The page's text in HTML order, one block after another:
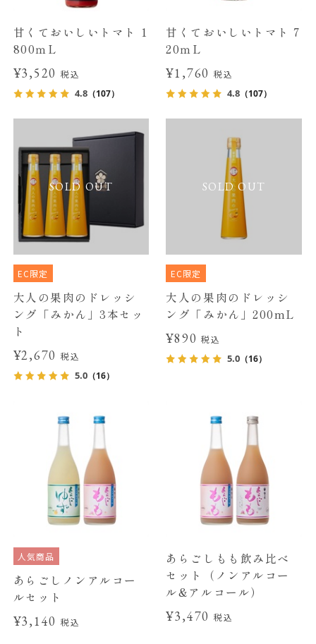
甘くておいしいトマト 1
800ｍL
¥3,520税込
4.8（107）
甘くておいしいトマト 7
20ｍL
¥1,760 税込
4.8 （107）
SOLD OUT
EC限定
大人の果肉のドレッシ
ング「みかん」3本セッ
ト
¥2,670税込
5.0（16）
SOLD OUT
EC限定
大人の果肉のドレッシ
ング「みかん」200mL
¥890税込
5.0 （16）
人気商品
あらごしノンアルコー
ルセット
¥3,140税込
あらごしもも飲み比べ
セット（ノンアルコー
ル&アルコール）
¥3,470 税込